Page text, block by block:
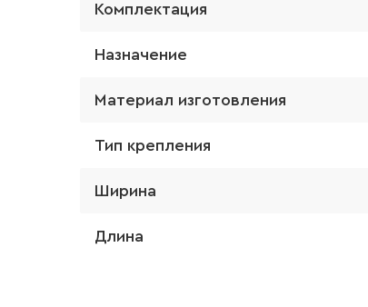
Комплектация
Назначение
Материал изготовления
Тип крепления
Ширина
Длина